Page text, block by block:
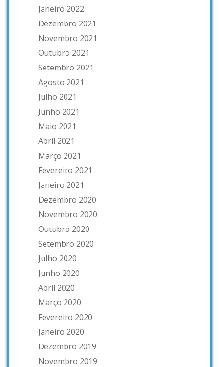
Janeiro 2022
Dezembro 2021
Novembro 2021
Outubro 2021
Setembro 2021
Agosto 2021
Julho 2021
Junho 2021
Maio 2021
Abril 2021
Março 2021
Fevereiro 2021
Janeiro 2021
Dezembro 2020
Novembro 2020
Outubro 2020
Setembro 2020
Julho 2020
Junho 2020
Abril 2020
Março 2020
Fevereiro 2020
Janeiro 2020
Dezembro 2019
Novembro 2019